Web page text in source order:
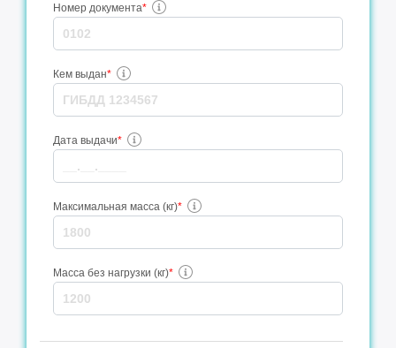
Номер документа*
Кем выдан*
Дата выдачи*
Максимальная масса (кг)*
Масса без нагрузки (кг)*